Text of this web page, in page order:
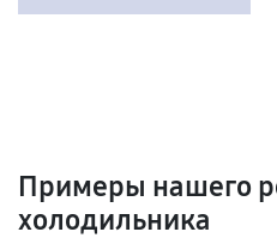
Примеры нашего
холодильника